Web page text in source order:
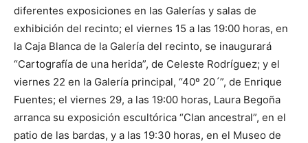
diferentes exposiciones en las Galerías y salas de
exhibición del recinto; el viernes 15 a las 19:00 horas, en
la Caja Blanca de la Galería del recinto, se inaugurará
“Cartografía de una herida”, de Celeste Rodríguez; y el
viernes 22 en la Galería principal, “40º 20´”, de Enrique
Fuentes; el viernes 29, a las 19:00 horas, Laura Begoña
arranca su exposición escultórica “Clan ancestral”, en el
patio de las bardas, y a las 19:30 horas, en el Museo de